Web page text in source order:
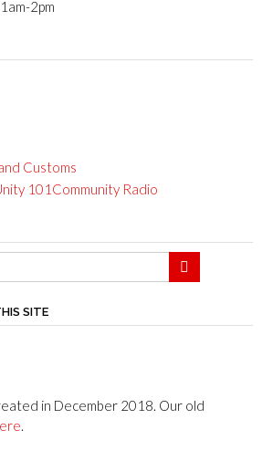
2pm
Customs
101Community Radio
SITE
in December 2018. Our old
.